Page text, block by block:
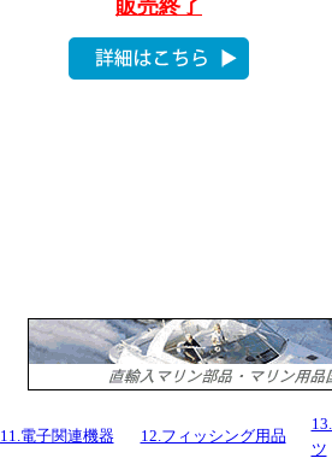
11.電子関連機器 12.フィッシング用品
ツ